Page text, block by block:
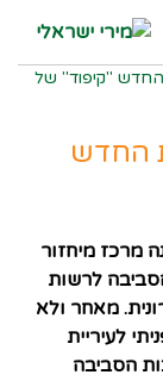
החדש "קיפוד" של
החדש
מרכז מיחזור
לרשות
מאחר ולא
לעיריית
הסביבה